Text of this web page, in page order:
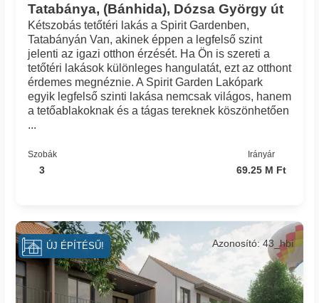
Tatabánya, (Bánhida), Dózsa György út
Kétszobás tetőtéri lakás a Spirit Gardenben,
Tatabányán Van, akinek éppen a legfelső szint
jelenti az igazi otthon érzését. Ha Ön is szereti a
tetőtéri lakások különleges hangulatát, ezt az otthont
érdemes megnéznie. A Spirit Garden Lakópark
egyik legfelső szinti lakása nemcsak világos, hanem
a tetőablakoknak és a tágas tereknek köszönhetően
...
Szobák
3
Irányár
69.25 M Ft
Azonosító: 43_hbi
ÚJ ÉPÍTÉSŰ!